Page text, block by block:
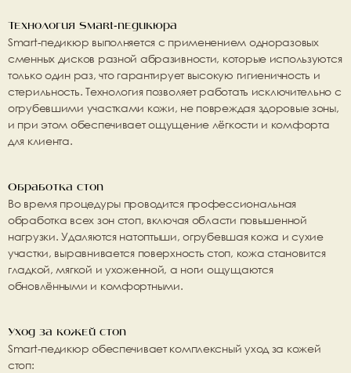
Технология Smart-педикюра
Smart-педикюр выполняется с применением одноразовых
сменных дисков разной абразивности
, которые используются
только один раз, что гарантирует высокую гигиеничность и
стерильность. Технология позволяет работать исключительно с
огрубевшими участками кожи, не повреждая здоровые зоны,
и при этом обеспечивает ощущение лёгкости и комфорта
для клиента.
Обработка стоп
Во время процедуры проводится профессиональная
обработка всех зон стоп, включая области повышенной
нагрузки. Удаляются натоптыши, огрубевшая кожа и сухие
участки
, выравнивается поверхность стоп, кожа становится
гладкой, мягкой и ухоженной, а ноги ощущаются
обновлёнными и комфортными.
Уход за кожей стоп
Smart-педикюр обеспечивает комплексный уход за кожей
стоп: